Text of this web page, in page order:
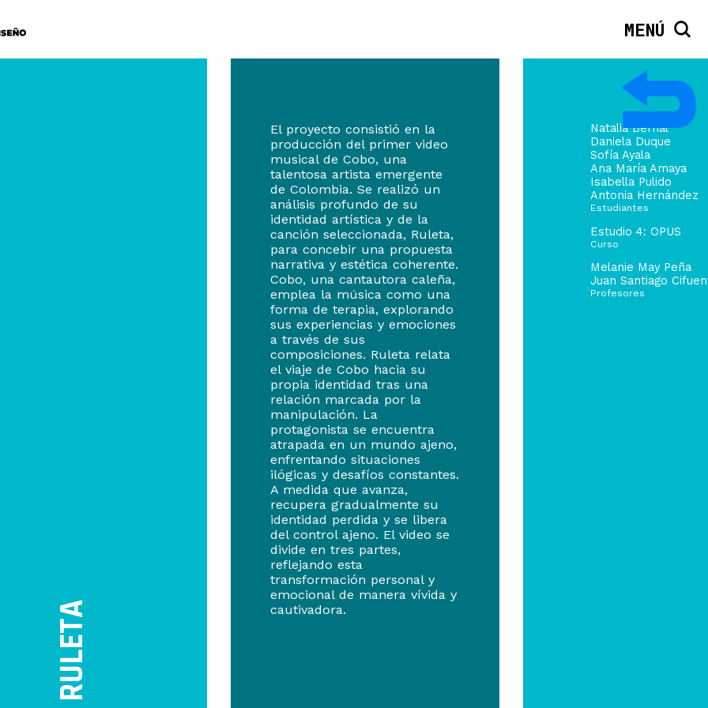
MENÚ
RULETA
El proyecto consistió en la
producción del primer video
musical de Cobo, una
talentosa artista emergente
de Colombia. Se realizó un
análisis profundo de su
identidad artística y de la
canción seleccionada, Ruleta,
para concebir una propuesta
narrativa y estética coherente.
Cobo, una cantautora caleña,
emplea la música como una
forma de terapia, explorando
sus experiencias y emociones
a través de sus
composiciones. Ruleta relata
el viaje de Cobo hacia su
propia identidad tras una
relación marcada por la
manipulación. La
protagonista se encuentra
atrapada en un mundo ajeno,
enfrentando situaciones
ilógicas y desafíos constantes.
A medida que avanza,
recupera gradualmente su
identidad perdida y se libera
del control ajeno. El video se
divide en tres partes,
reflejando esta
transformación personal y
emocional de manera vívida y
cautivadora.
Natalia Bernal
Daniela Duque
Sofía Ayala
Ana María Amaya
Isabella Pulido
Antonia Hernández
Estudiantes
Estudio 4: OPUS
Curso
Melanie May Peña
Juan Santiago
Profesores